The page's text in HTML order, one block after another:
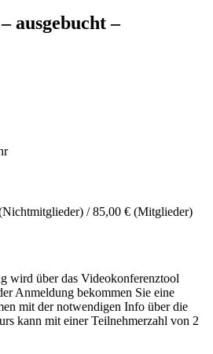
ausgebucht –
/ 85,00 € (Mitglieder)
wird über das Videokonferenztool
Anmeldung bekommen Sie eine
mit der notwendigen Info über die
kann mit einer Teilnehmerzahl von 2